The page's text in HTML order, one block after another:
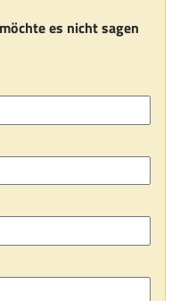
es nicht sagen